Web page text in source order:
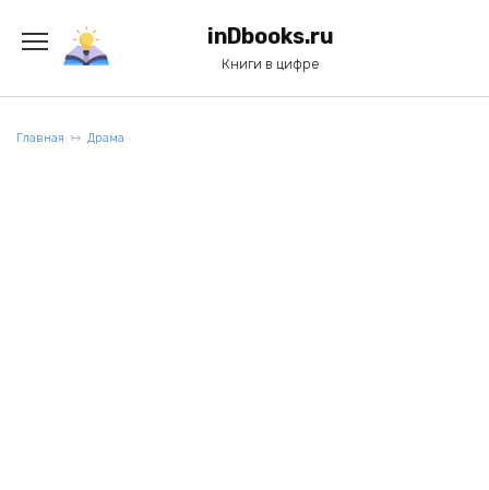
содержанию
inDbooks.ru
Книги в цифре
Главная Драма